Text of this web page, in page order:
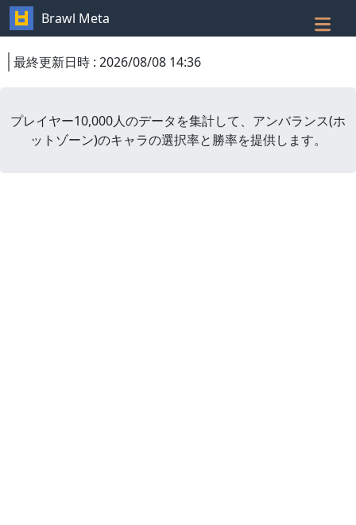
Brawl Meta
最終更新日時 : 2026/08/08 14:36
プレイヤー10,000人のデータを集計して、 アンバランス(ホ
ットゾーン)のキャラの選択率と勝率を提供します。